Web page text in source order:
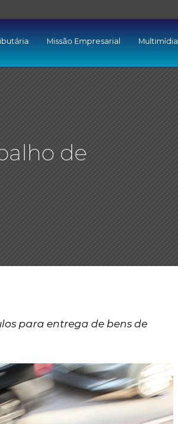
Missão Empresarial Multimídia
de
para entrega de bens de